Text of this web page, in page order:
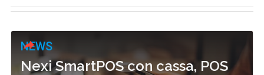
NEWS
Nexi SmartPOS con cassa, POS